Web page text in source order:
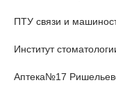
ПТУ связи и
Институт
Аптека№17